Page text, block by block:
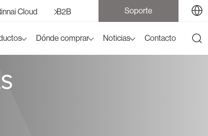
Cloud B2B Soporte
Dónde comprar Noticias Contacto